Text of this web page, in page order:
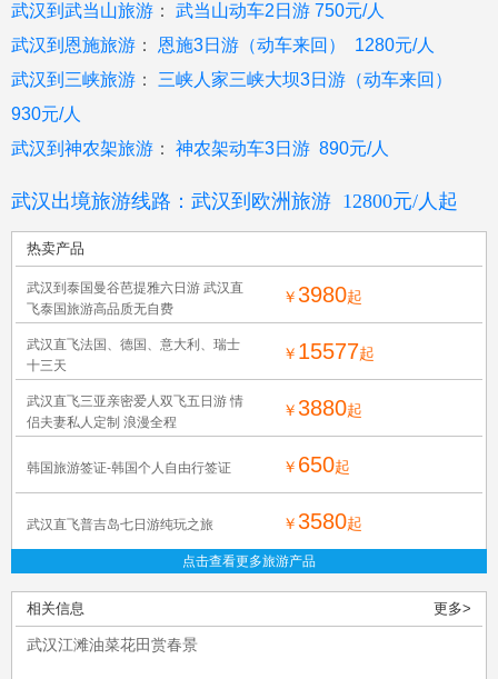
武汉到武当山旅游 ： 武当山动车2 日 游 750元/人
武汉到恩施旅游 ： 恩施3日游 （动车来回 ） 1280元/人
武汉到三峡旅游 ： 三峡人家三峡大坝3日游 （动车来回 ）
930元/人
武汉到神农架旅游 ： 神农架动车3日 游 890元/人
武汉出境旅游线路：武汉到欧洲旅游 12800元/人 起
热卖产品
武汉到泰国曼谷芭提雅六日游 武汉直
飞泰国旅游高品质无自费
￥3980起
武汉直飞法国、德国、意大利、瑞士
十三天
￥ 15577起
武汉直飞三亚亲密爱人双飞五日游 情
侣夫妻私人定制 浪漫全程
￥3880起
韩国旅游签证-韩国个人自由行签证 ￥ 650起
武汉直飞普吉岛七日游纯玩之旅 ￥3580起
点击查看更多旅游产品
相关信息 更多>
武汉江滩油菜花田赏春景